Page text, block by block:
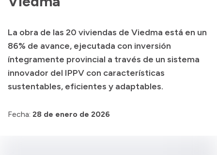
La obra de las 20 viviendas de Viedma está en un
86% de avance, ejecutada con inversión
íntegramente provincial a través de un sistema
innovador del IPPV con características
sustentables, eficientes y adaptables.
Fecha: 28 de enero de 2026